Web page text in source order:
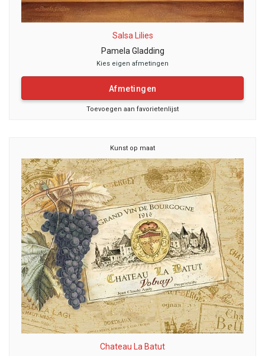
Salsa Lilies
Pamela Gladding
Kies eigen afmetingen
Afmetingen
Toevoegen aan favorietenlijst
Kunst op maat
Chateau La Batut